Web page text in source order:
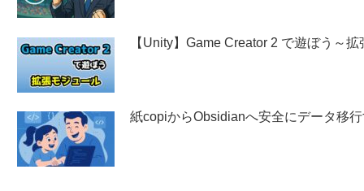
【Unity】Game Creator 2 で遊ぼう～
紙copiからObsidianへ安全にデータ移